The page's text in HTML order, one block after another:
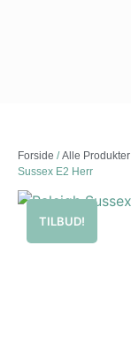
Forside /Alle Produkter
Sussex E2 Herr
TILBUD!